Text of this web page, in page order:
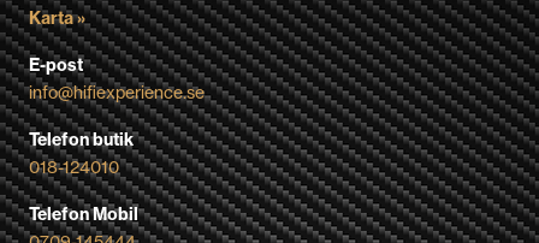
Karta »
E-post
info@hifiexperience.se
Telefon butik
018-124010
Telefon Mobil